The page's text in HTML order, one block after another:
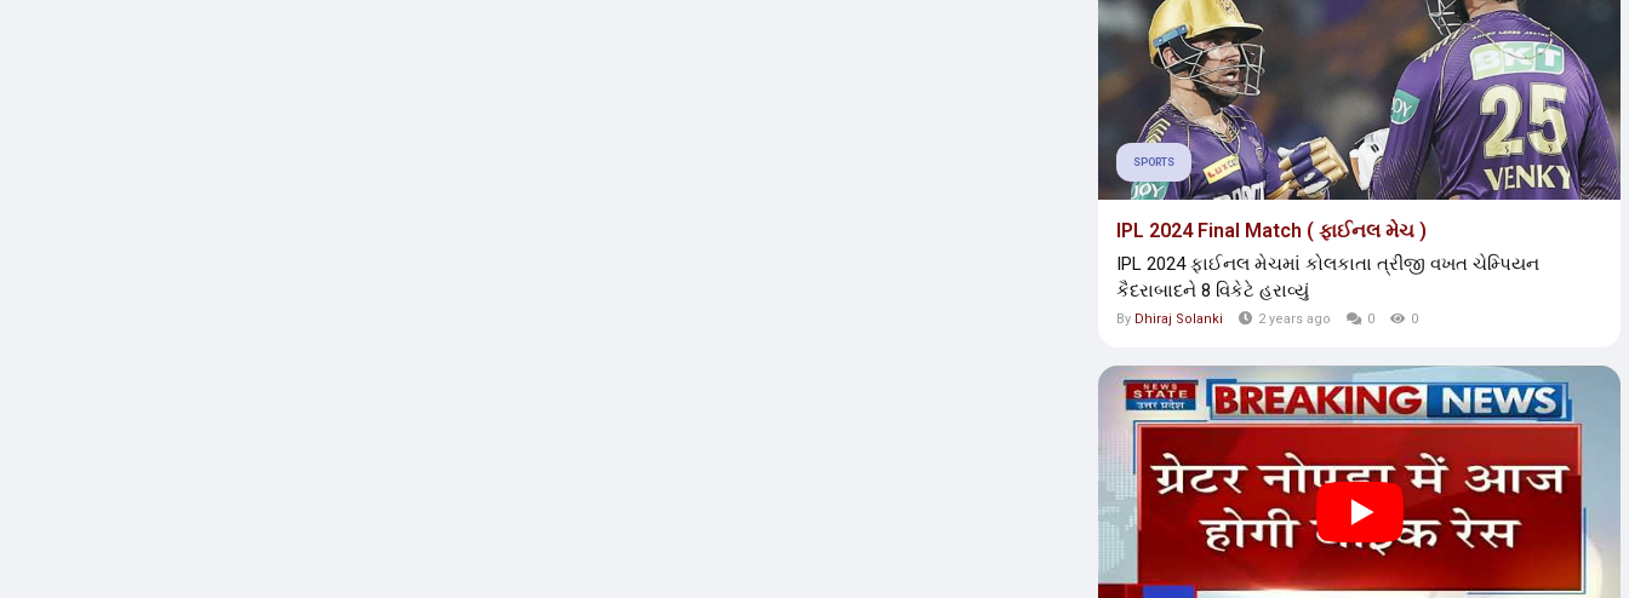
SPORTS
IPL 2024 Final Match ( ફાઈનલ મેચ )
IPL 2024 ફાઈનલ મેચમાં કોલકાતા ત્રીજી વખત ચેમ્પિયન
કૈદરાબાદને 8 વિકેટે હરાવ્યું
By Dhiraj Solanki 2 years ago 0 0